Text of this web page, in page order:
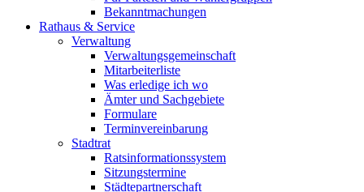
Bekanntmachungen
Rathaus & Service
Verwaltung
Verwaltungsgemeinschaft
Mitarbeiterliste
Was erledige ich wo
Ämter und Sachgebiete
Formulare
Terminvereinbarung
Stadtrat
Ratsinformationssystem
Sitzungstermine
Städtepartnerschaft